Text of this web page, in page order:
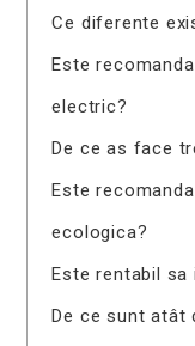
Ce diferente
Este
electric?
De ce as face
Este
ecologica?
Este rentabil
De ce sunt atât